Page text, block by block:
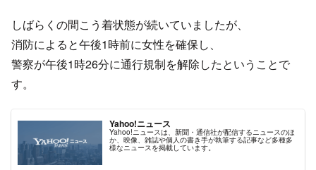
しばらくの間こう着状態が続いていましたが、
消防によると午後1時前に女性を確保し、
警察が午後1時26分に通行規制を解除したということで
す。
Yahoo!ニュース
Yahoo!ニュースは、新聞・通信社が配信するニュースのほ
か、映像、雑誌や個人の書き手が執筆する記事など多種多
様なニュースを掲載しています。